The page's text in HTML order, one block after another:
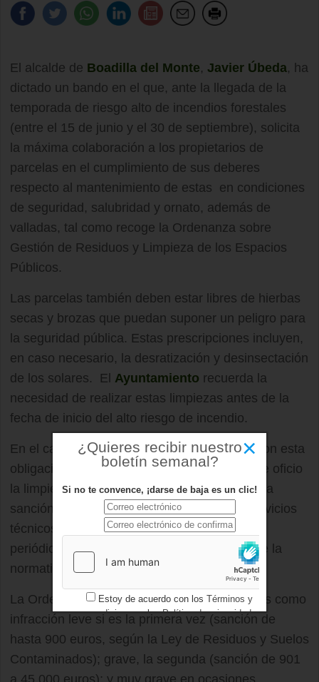
El alcalde de Boadilla del Monte, Javier Úbeda, ha
dictado un bando en el que, ante la llegada de la
temporada de riesgo alto de incendios forestales
(entre el 15 de junio y el 30 de septiembre), solicita
la máxima colaboración a los propietarios de
parcelas en el cumplimiento de sus deberes
respecto al mantenimiento de estas en condiciones
de seguridad, salubridad y ornato, además de
valladas, tal como recoge la Ordenanza sobre
Gestión de Residuos y Limpieza de los Espacios
Públicos.
Las parcelas también deben estar libres de hierbas
secas y brozas que puedan suponer un peligro para
la seguridad pública. Estas prescripciones incluyen,
en caso necesario, la desratización y desinsectación
de los solares. El Ayuntamiento recuerda la
necesidad de realizar estas limpiezas antes de la
fecha de inicio del alto riesgo de incendio.
En el caso de que el propietario no cumpla con esta
obligación, el Ayuntamiento podría realizar de oficio
la limpieza del solar e imputarle, además de la
sanción, el coste de dicha actuación. Los servicios
técnicos municipales realizarán inspecciones
periódicas para garantizar el cumplimiento de la
normativa.
La Ordenanza tipifica no realizar las limpiezas como
infracción leve si es la primera vez (sanción de
hasta 900 euros, según la Ley de Residuos y Suelos
Contaminados); grave, la segunda (sanción de 901
a 45.000 euros); y muy grave en ocasiones
×
¿Quieres recibir nuestro
boletín semanal?
Si no te convence, ¡darse de baja es un clic!
Estoy de acuerdo con los Términos y
condicionesy losPolítica de privacidad